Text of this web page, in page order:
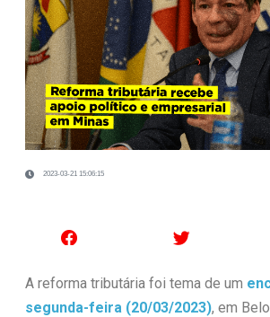
2023-03-21 15:06:15
A reforma tributária foi tema de um
segunda-feira (20/03/2023), em